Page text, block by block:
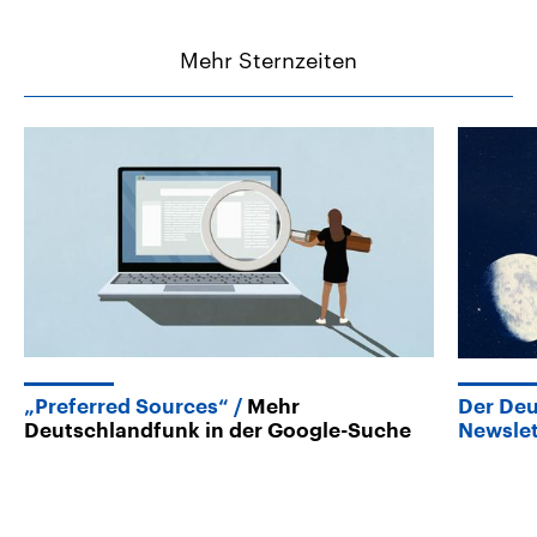
Mehr Sternzeiten
„Preferred Sources“
Mehr
Deutschlandfunk in der Google-Suche
Der